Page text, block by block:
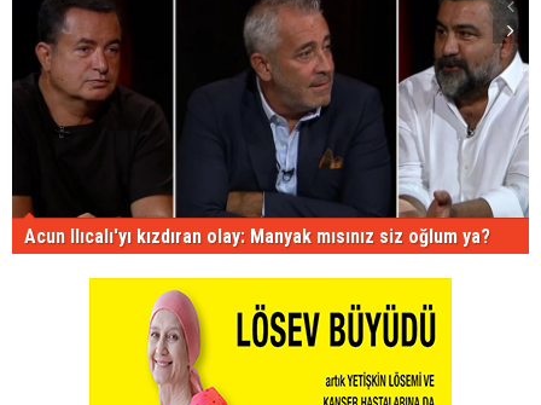
Acun Ilıcalı'yı kızdıran olay: Manyak mısınız siz oğlum ya?